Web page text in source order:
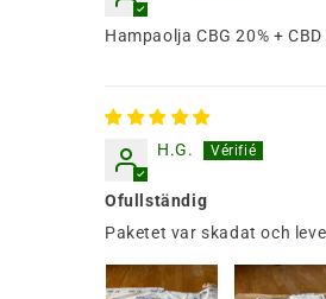
Hampaolja CBG 20% +
H.G.
Ofullständig
Paketet var skadat och